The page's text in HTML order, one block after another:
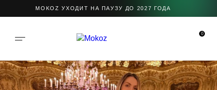
MOKOZ УХОДИТ НА ПАУЗУ ДО 2027 ГОДА
0